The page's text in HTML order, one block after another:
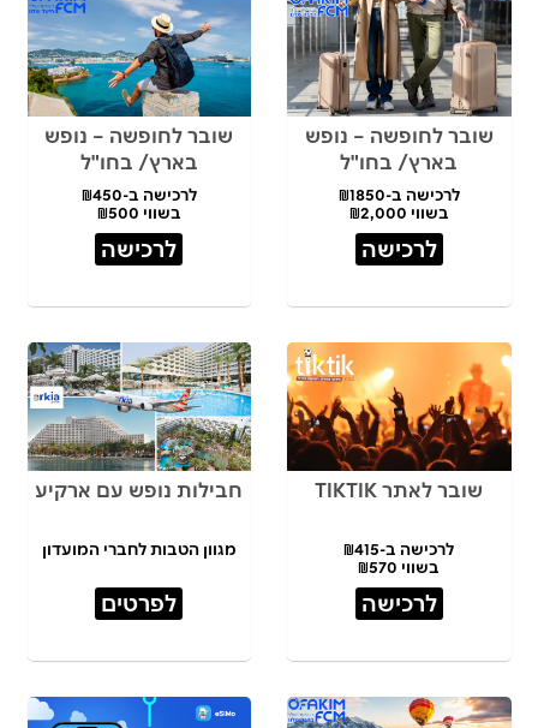
שובר לחופשה – נופש
בארץ/ בחו"ל
לרכישה ב-₪1850
בשווי ₪2,000
לרכישה
שובר לחופשה – נופש
בארץ/ בחו"ל
לרכישה ב-₪450
בשווי ₪500
לרכישה
שובר לאתר TIKTIK
לרכישה ב-₪415
בשווי ₪570
לרכישה
חבילות נופש עם ארקיע
מגוון הטבות לחברי המועדון
לפרטים